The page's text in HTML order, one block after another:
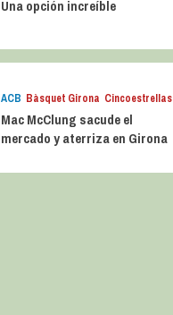
Una opción increíble
ACB Bàsquet Girona Cincoestrellas
Mac McClung sacude el
mercado y aterriza en Girona